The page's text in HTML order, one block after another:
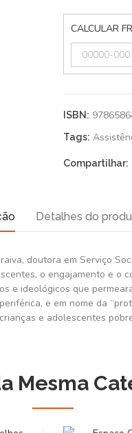
CALCULAR
ISBN:
Tags:
Detalhes do
doutora em Serviço
o engajamento e o
e ideológicos que
e em nome da
e adolescentes
Mesma